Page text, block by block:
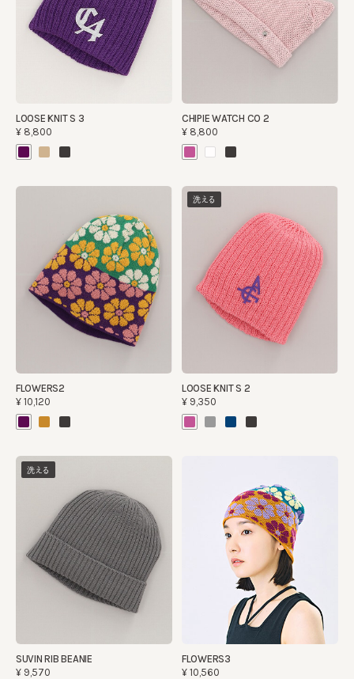
LOOSE KNIT S 3
¥8,800
CHIPIE WATCH CO 2
¥8,800
FLOWERS2
¥10,120
洗える
LOOSE KNIT S 2
¥9,350
洗える
SUVIN RIB BEANIE
¥9,570
FLOWERS3
¥10,560